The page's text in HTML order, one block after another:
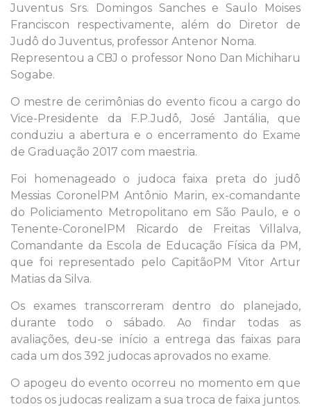
Juventus Srs. Domingos Sanches e Saulo Moises
Franciscon respectivamente, além do Diretor de
Judô do Juventus, professor Antenor Noma.
Representou a CBJ o professor Nono Dan Michiharu
Sogabe.
O mestre de cerimônias do evento ficou a cargo do
Vice-Presidente da F.P.Judô, José Jantália, que
conduziu a abertura e o encerramento do Exame
de Graduação 2017 com maestria.
Foi homenageado o judoca faixa preta do judô
Messias CoronelPM Antônio Marin, ex-comandante
do Policiamento Metropolitano em São Paulo, e o
Tenente-CoronelPM Ricardo de Freitas Villalva,
Comandante da Escola de Educação Física da PM,
que foi representado pelo CapitãoPM Vitor Artur
Matias da Silva.
Os exames transcorreram dentro do planejado,
durante todo o sábado. Ao findar todas as
avaliações, deu-se início a entrega das faixas para
cada um dos 392 judocas aprovados no exame.
O apogeu do evento ocorreu no momento em que
todos os judocas realizam a sua troca de faixa juntos.